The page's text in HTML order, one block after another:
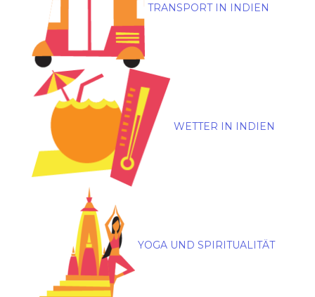
TRANSPORT IN INDIEN
WETTER IN INDIEN
YOGA UND SPIRITUALITÄT